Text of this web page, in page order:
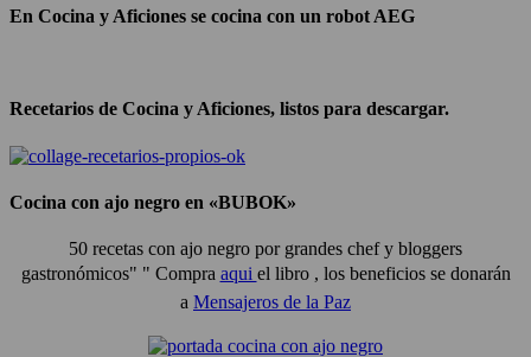
En Cocina y Aficiones se cocina con un robot AEG
Recetarios de Cocina y Aficiones, listos para descargar.
Cocina con ajo negro en «BUBOK»
50 recetas con ajo negro por grandes chef y bloggers
gastronómicos" " Compra aqui el libro , los beneficios se donarán
a Mensajeros de la Paz